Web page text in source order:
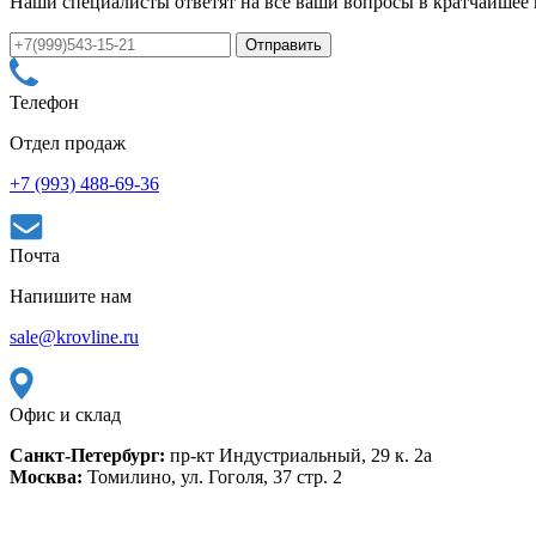
Телефон
Отдел продаж
+7 (993) 488-69-36
Почта
Напишите нам
sale@krovline.ru
Офис и склад
Санкт-Петербург: пр-кт Индустриальный, 29 к. 2а
Москва: Томилино, ул. Гоголя, 37 стр. 2